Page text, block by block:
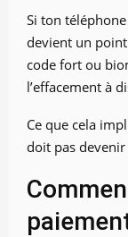
Si ton
devient un
code fort ou
l’effacement à
Ce que cela
doit pas